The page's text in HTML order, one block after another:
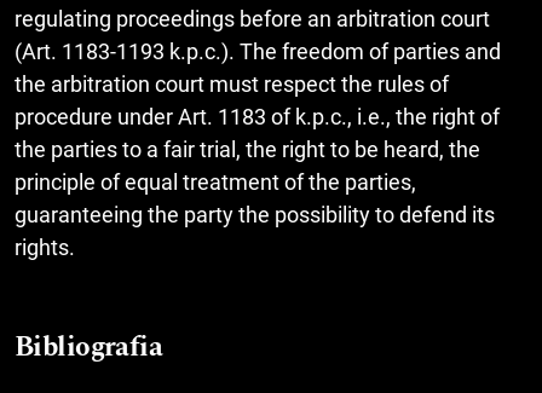
regulating proceedings before an arbitration court
(Art. 1183-1193 k.p.c.). The freedom of parties and
the arbitration court must respect the rules of
procedure under Art. 1183 of k.p.c., i.e., the right of
the parties to a fair trial, the right to be heard, the
principle of equal treatment of the parties,
guaranteeing the party the possibility to defend its
rights.
Bibliografia